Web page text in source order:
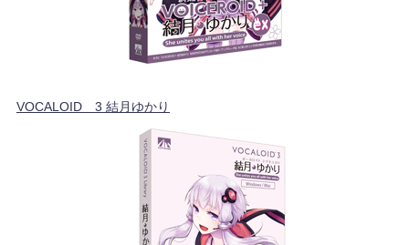
VOCALOID™3 結月ゆかり